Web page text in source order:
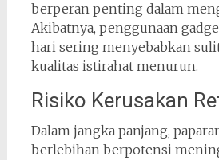
berperan penting dalam
Akibatnya, penggunaan
hari sering menyebabkan
kualitas istirahat menurun.
Risiko Kerusakan
Dalam jangka panjang,
berlebihan berpotensi